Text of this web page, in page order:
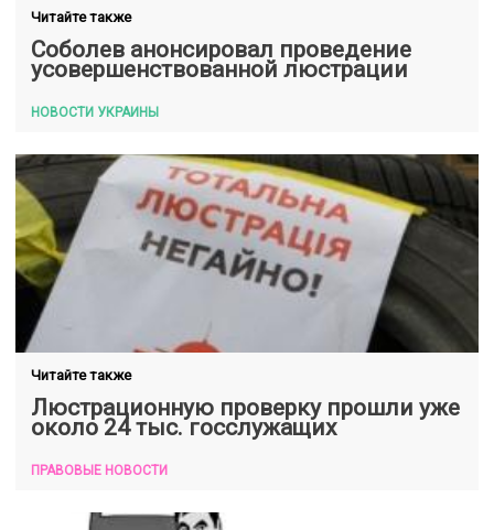
Читайте также
Соболев анонсировал проведение
усовершенствованной люстрации
НОВОСТИ УКРАИНЫ
Читайте также
Люстрационную проверку прошли уже
около 24 тыс. госслужащих
ПРАВОВЫЕ НОВОСТИ